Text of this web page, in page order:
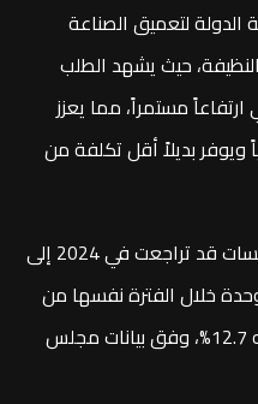
الدولة لتعميق الصناعة
حيث يشهد الطلب
مستمراً، مما يعزز
ويوفر بديلاً أقل تكلفة من
وفي المقابل، كانت مبيعات الأتوبيسات قد تراجعت في 2024 إلى
مقارنة بـ8.4 ألف وحدة خلال الفترة نفسها من
2023، بانخفاض سنوي بلغت نسبته 12.7%، وفق بيانات مجلس